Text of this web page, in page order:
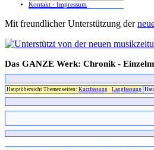
Kontakt · Impressum
Mit freundlicher Unterstützung der
Das GANZE Werk: Chronik -
Hauptübersicht Themenseiten: Kurzfassung · Langfassung